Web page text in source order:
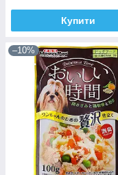
Купити
–10%